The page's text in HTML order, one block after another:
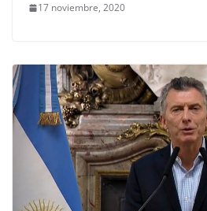
17 noviembre, 2020